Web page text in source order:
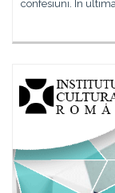
confesiuni. În